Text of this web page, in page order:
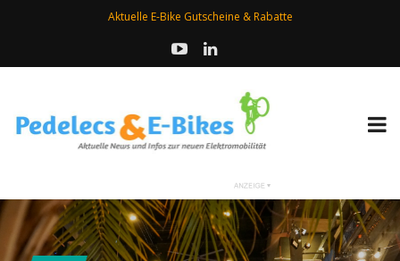
Aktuelle E-Bike Gutscheine & Rabatte